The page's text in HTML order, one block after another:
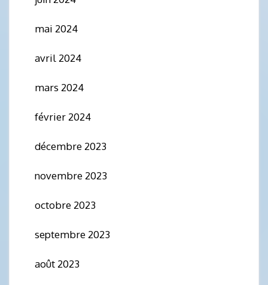
mai 2024
avril 2024
mars 2024
février 2024
décembre 2023
novembre 2023
octobre 2023
septembre 2023
août 2023